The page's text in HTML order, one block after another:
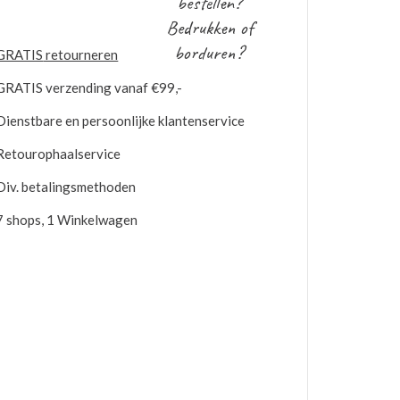
Bedrukken of
borduren?
retourneren
verzending vanaf €99,-
en persoonlijke klantenservice
betalingsmethoden
shops, 1 Winkelwagen